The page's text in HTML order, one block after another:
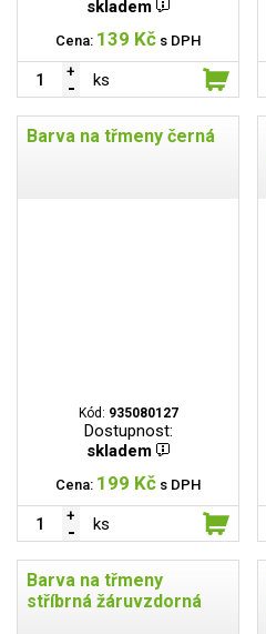
skladem
Cena: 139 Kč s DPH
ks
Barva na třmeny černá
Kód: 935080127
Dostupnost:
skladem
Cena: 199 Kč s DPH
ks
Barva na třmeny
stříbrná žáruvzdorná